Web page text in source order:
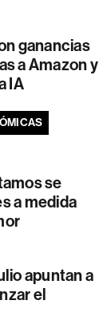
ganancias
a Amazon y
IA
se
a medida
apuntan a
el